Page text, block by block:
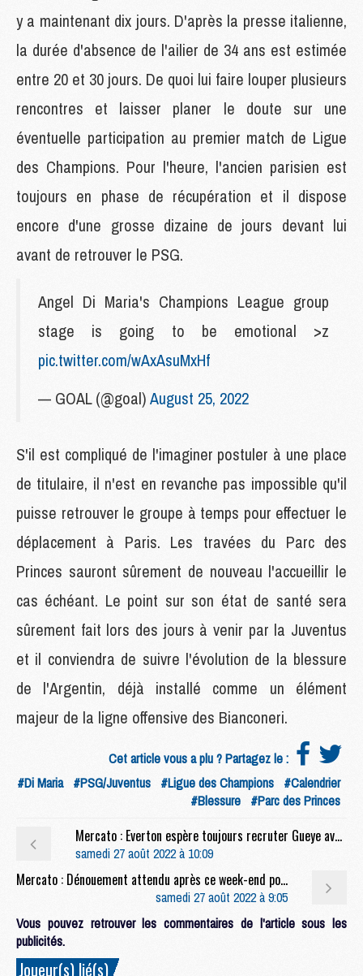
y a maintenant dix jours. D'après la presse italienne,
la durée d'absence de l'ailier de 34 ans est estimée
entre 20 et 30 jours. De quoi lui faire louper plusieurs
rencontres et laisser planer le doute sur une
éventuelle participation au premier match de Ligue
des Champions. Pour l'heure, l'ancien parisien est
toujours en phase de récupération et il dispose
encore d'une grosse dizaine de jours devant lui
avant de retrouver le PSG.
Angel Di Maria's Champions League group
stage is going to be emotional >z
pic.twitter.com/wAxAsuMxHf
— GOAL (@goal)August 25, 2022
S'il est compliqué de l'imaginer postuler à une place
de titulaire, il n'est en revanche pas impossible qu'il
puisse retrouver le groupe à temps pour effectuer le
déplacement à Paris. Les travées du Parc des
Princes sauront sûrement de nouveau l'accueillir le
cas échéant. Le point sur son état de santé sera
sûrement fait lors des jours à venir par la Juventus
et il conviendra de suivre l'évolution de la blessure
de l'Argentin, déjà installé comme un élément
majeur de la ligne offensive des Bianconeri.
Cet article vous a plu ? Partagez le :
#Di Maria #PSG/Juventus #Ligue des Champions #Calendrier
#Blessure #Parc des Princes
Mercato : Everton espère toujours recruter Gueye avant la fin du mercato
samedi 27 août 2022 à 10:09
Mercato : Dénouement attendu après ce week-end pour Paredes à la Juventus
samedi 27 août 2022 à 9:05
Vous pouvez retrouver les commentaires de l'article sous les
publicités.
Joueur(s) lié(s)